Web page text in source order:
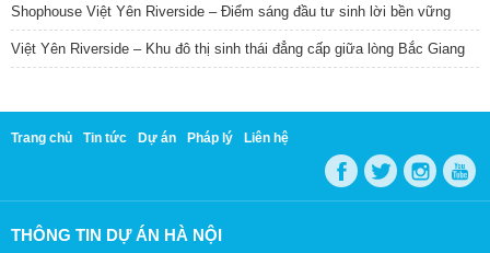
Shophouse Việt Yên Riverside – Điểm sáng đầu tư sinh lời bền vững
Việt Yên Riverside – Khu đô thị sinh thái đẳng cấp giữa lòng Bắc Giang
Trang chủ Tin tức Dự án Pháp lý Liên hệ
THÔNG TIN DỰ ÁN HÀ NỘI